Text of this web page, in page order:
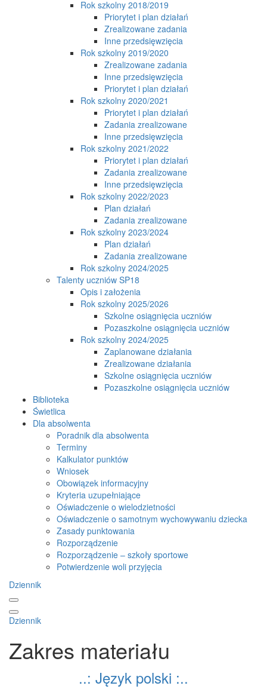
Rok szkolny 2018/2019
Priorytet i plan działań
Zrealizowane zadania
Inne przedsięwzięcia
Rok szkolny 2019/2020
Zrealizowane zadania
Inne przedsięwzięcia
Priorytet i plan działań
Rok szkolny 2020/2021
Priorytet i plan działań
Zadania zrealizowane
Inne przedsięwzięcia
Rok szkolny 2021/2022
Priorytet i plan działań
Zadania zrealizowane
Inne przedsięwzięcia
Rok szkolny 2022/2023
Plan działań
Zadania zrealizowane
Rok szkolny 2023/2024
Plan działań
Zadania zrealizowane
Rok szkolny 2024/2025
Talenty uczniów SP18
Opis i założenia
Rok szkolny 2025/2026
Szkolne osiągnięcia uczniów
Pozaszkolne osiągnięcia uczniów
Rok szkolny 2024/2025
Zaplanowane działania
Zrealizowane działania
Szkolne osiągnięcia uczniów
Pozaszkolne osiągnięcia uczniów
Biblioteka
Świetlica
Dla absolwenta
Poradnik dla absolwenta
Terminy
Kalkulator punktów
Wniosek
Obowiązek informacyjny
Kryteria uzupełniające
Oświadczenie o wielodzietności
Oświadczenie o samotnym wychowywaniu dziecka
Zasady punktowania
Rozporządzenie
Rozporządzenie – szkoły sportowe
Potwierdzenie woli przyjęcia
Dziennik
Dziennik
Zakres materiału
..: Język polski :..